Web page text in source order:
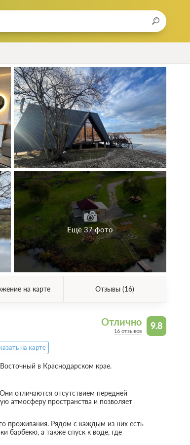
Еще 37 фото
на карте Отзывы (16)
9.8
Отлично
16 отзывов
на карте
в Краснодарском крае.
отличаются отсутствием передней
атмосферу пространства и позволяет
проживания. Рядом с каждым из них есть
барбекю, а также спуск к воде, где